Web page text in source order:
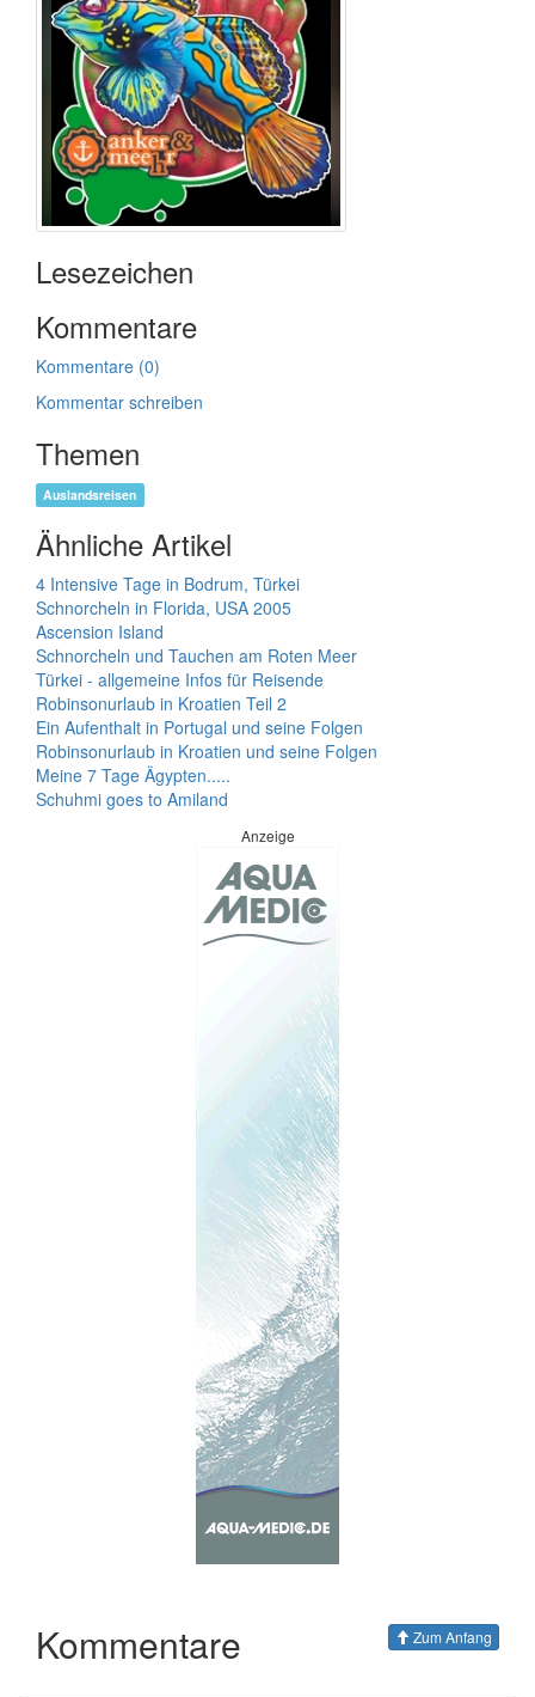
Lesezeichen
Kommentare
Kommentare (0)
Kommentar schreiben
Themen
Auslandsreisen
Ähnliche Artikel
4 Intensive Tage in Bodrum, Türkei
Schnorcheln in Florida, USA 2005
Ascension Island
Schnorcheln und Tauchen am Roten Meer
Türkei - allgemeine Infos für Reisende
Robinsonurlaub in Kroatien Teil 2
Ein Aufenthalt in Portugal und seine Folgen
Robinsonurlaub in Kroatien und seine Folgen
Meine 7 Tage Ägypten.....
Schuhmi goes to Amiland
Anzeige
Kommentare Zum Anfang